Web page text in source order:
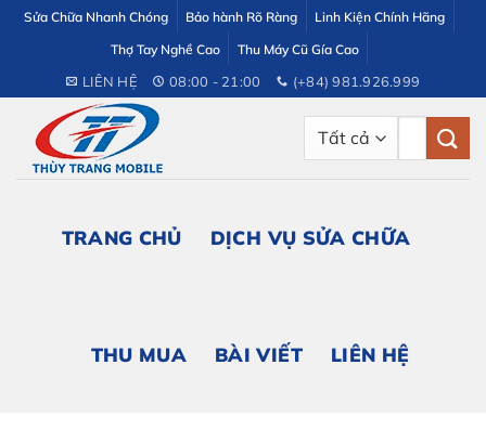
dung
Sửa Chữa Nhanh Chóng Bảo hành Rõ Ràng
Linh Kiện Chính Hãng
Thợ Tay Nghề Cao
Thu Máy Cũ Gía Cao
LIÊN HỆ 08:00 - 21:00 (+84) 981.926.999
TRANG CHỦ DỊCH VỤ SỬA CHỮA
THU MUA BÀI VIẾT LIÊN HỆ